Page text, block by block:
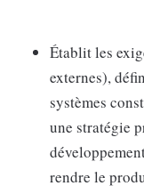
Établit les
externes),
systèmes
une stratégie
rendre le